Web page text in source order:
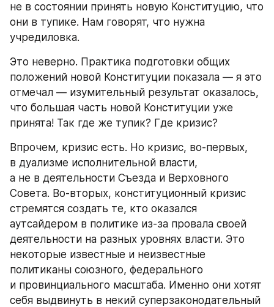
не в состоянии принять новую Конституцию, что
они в тупике. Нам говорят, что нужна
учредиловка.
Это неверно. Практика подготовки общих
положений новой Конституции показала — я это
отмечал — изумительный результат оказалось,
что большая часть новой Конституции уже
принята! Так где же тупик? Где кризис?
Впрочем, кризис есть. Но кризис, во-первых,
в дуализме исполнительной власти,
а не в деятельности Съезда и Верховного
Совета. Во-вторых, конституционный кризис
стремятся создать те, кто оказался
аутсайдером в политике из-за провала своей
деятельности на разных уровнях власти. Это
некоторые известные и неизвестные
политиканы союзного, федерального
и провинциального масштаба. Именно они хотят
себя выдвинуть в некий суперзаконодательный